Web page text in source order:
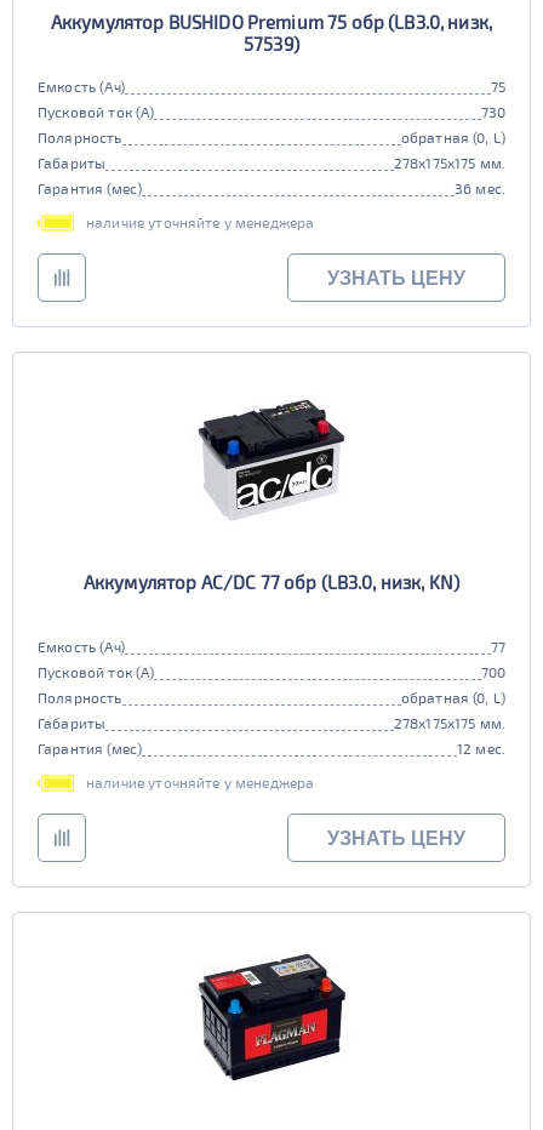
Аккумулятор BUSHIDO Premium 75 обр (LB3.0, низк,
57539)
Емкость (Ач)
75
Пусковой ток (А)
730
Полярность
обратная (0, L)
Габариты
278x175x175 мм.
Гарантия (мес)
36 мес.
наличие уточняйте у менеджера
УЗНАТЬ ЦЕНУ
Аккумулятор AC/DC 77 обр (LB3.0, низк, KN)
Емкость (Ач)
77
Пусковой ток (А)
700
Полярность
обратная (0, L)
Габариты
278x175x175 мм.
Гарантия (мес)
12 мес.
наличие уточняйте у менеджера
УЗНАТЬ ЦЕНУ